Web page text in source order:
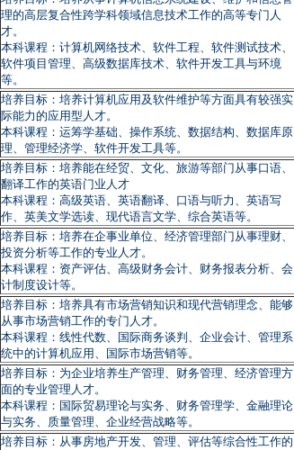
理的高层复合性跨学科领域信息技术工作的高等专门人
才。
本科课程：计算机网络技术、软件工程、软件测试技术、
软件项目管理、高级数据库技术、软件开发工具与环境
等。
培养目标：培养计算机应用及软件维护等方面具有较强实
际能力的应用型人才。
本科课程：运筹学基础、操作系统、数据结构、数据库原
理、管理经济学、软件开发工具等。
培养目标：培养能在经贸、文化、旅游等部门从事口语、
翻译工作的英语门业人才
本科课程：高级英语、英语翻译、口语与听力、英语写
作、英美文学选读、现代语言文学、综合英语等。
培养目标：培养在企事业单位、经济管理部门从事理财、
投资分析等工作的专业人才。
本科课程：资产评估、高级财务会计、财务报表分析、会
计制度设计等。
培养目标：培养具有市场营销知识和现代营销理念、能够
从事市场营销工作的专门人才。
本科课程：线性代数、国际商务谈判、企业会计、管理系
统中的计算机应用、国际市场营销等。
培养目标：为企业培养生产管理、财务管理、经济管理方
面的专业管理人才。
本科课程：国际贸易理论与实务、财务管理学、金融理论
与实务、质量管理、企业经营战略等。
培养目标：从事房地产开发、管理、评估等综合性工作的